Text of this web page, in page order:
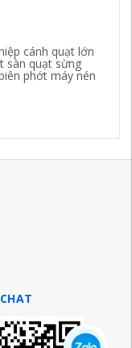
cánh quạt lớn
sàn quạt sừng
phớt máy nén